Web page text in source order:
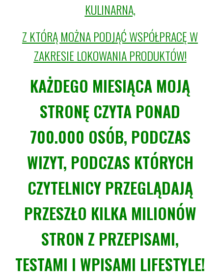
KULINARNA,
Z KTÓRĄ MOŻNA PODJĄĆ WSPÓŁPRACĘ W
ZAKRESIE LOKOWANIA PRODUKTÓW!
KAŻDEGO MIESIĄCA MOJĄ
STRONĘ CZYTA PONAD
700.000 OSÓB, PODCZAS
WIZYT, PODCZAS KTÓRYCH
CZYTELNICY PRZEGLĄDAJĄ
PRZESZŁO KILKA MILIONÓW
STRON Z PRZEPISAMI,
TESTAMI I WPISAMI LIFESTYLE!